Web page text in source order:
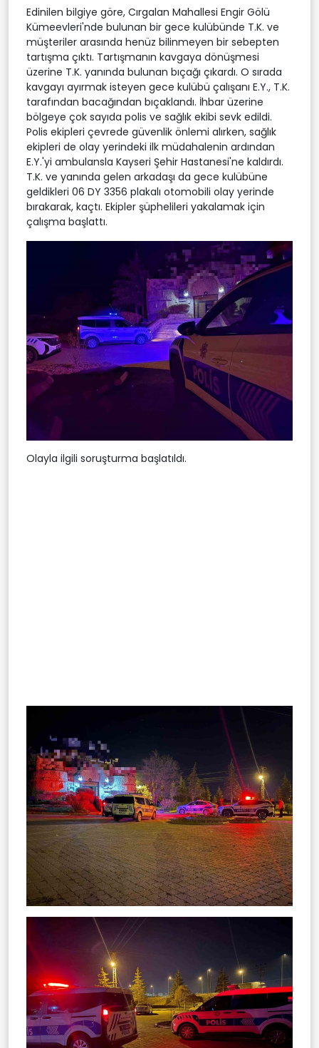
Edinilen bilgiye göre, Cırgalan Mahallesi Engir Gölü
Kümeevleri'nde bulunan bir gece kulübünde T.K. ve
müşteriler arasında henüz bilinmeyen bir sebepten
tartışma çıktı. Tartışmanın kavgaya dönüşmesi
üzerine T.K. yanında bulunan bıçağı çıkardı. O sırada
kavgayı ayırmak isteyen gece kulübü çalışanı E.Y., T.K.
tarafından bacağından bıçaklandı. İhbar üzerine
bölgeye çok sayıda polis ve sağlık ekibi sevk edildi.
Polis ekipleri çevrede güvenlik önlemi alırken, sağlık
ekipleri de olay yerindeki ilk müdahalenin ardından
E.Y.'yi ambulansla Kayseri Şehir Hastanesi'ne kaldırdı.
T.K. ve yanında gelen arkadaşı da gece kulübüne
geldikleri 06 DY 3356 plakalı otomobili olay yerinde
bırakarak, kaçtı. Ekipler şüphelileri yakalamak için
çalışma başlattı.
Olayla ilgili soruşturma başlatıldı.